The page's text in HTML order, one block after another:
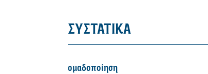
ΣΥΣΤΑΤΙΚΑ
ομαδοποίηση